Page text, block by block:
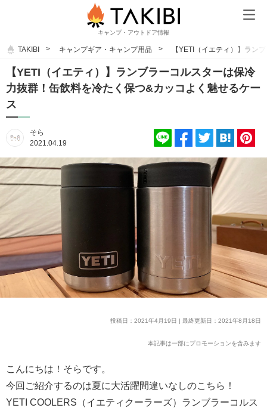
キャンプ・アウトドア情報
TAKIBI キャンプギア・キャンプ用品 【YETI（イエティ）】ラン
【YETI（イエティ）】ランブラーコルスターは保冷
力抜群！缶飲料を冷たく保つ&カッコよく魅せるケー
ス
そら
2021.04.19
投稿日：2021年4月19日 | 最終更新日：2021年8月18日
本記事は一部にプロモーションを含みます
こんにちは！そらです。
今回ご紹介するのは夏に大活躍間違いなしのこちら！
YETI COOLERS（イエティクーラーズ）ランブラーコルス